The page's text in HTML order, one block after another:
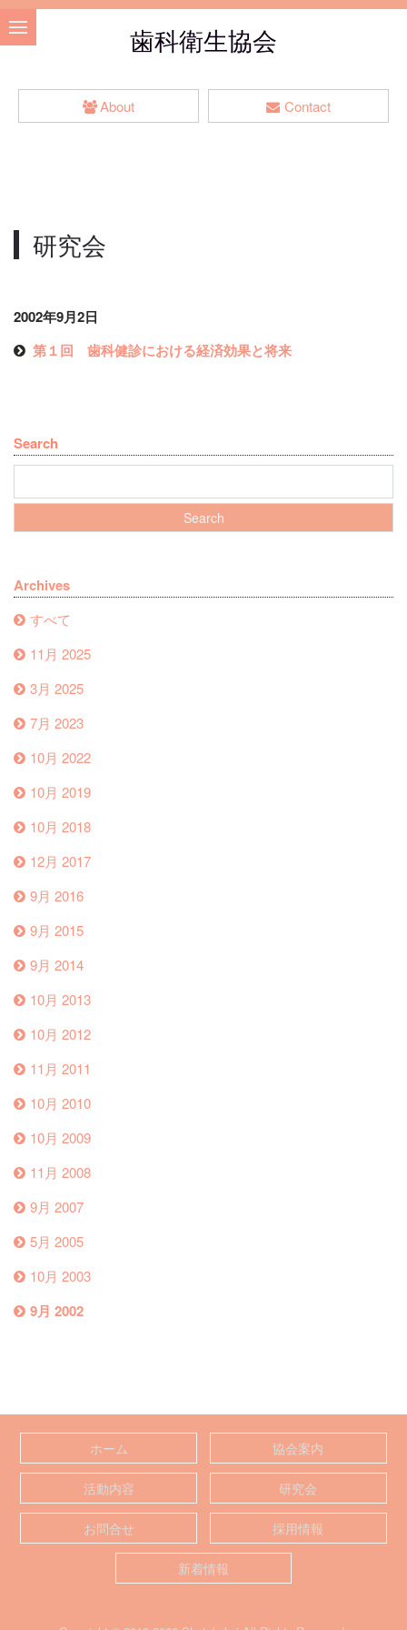
歯科衛生協会
About Contact
研究会
2002年9月2日
第１回 歯科健診における経済効果と将来
Search
Archives
すべて
11月 2025
3月 2025
7月 2023
10月 2022
10月 2019
10月 2018
12月 2017
9月 2016
9月 2015
9月 2014
10月 2013
10月 2012
11月 2011
10月 2010
10月 2009
11月 2008
9月 2007
5月 2005
10月 2003
9月 2002
ホーム 協会案内
活動内容 研究会
お問合せ 採用情報
新着情報